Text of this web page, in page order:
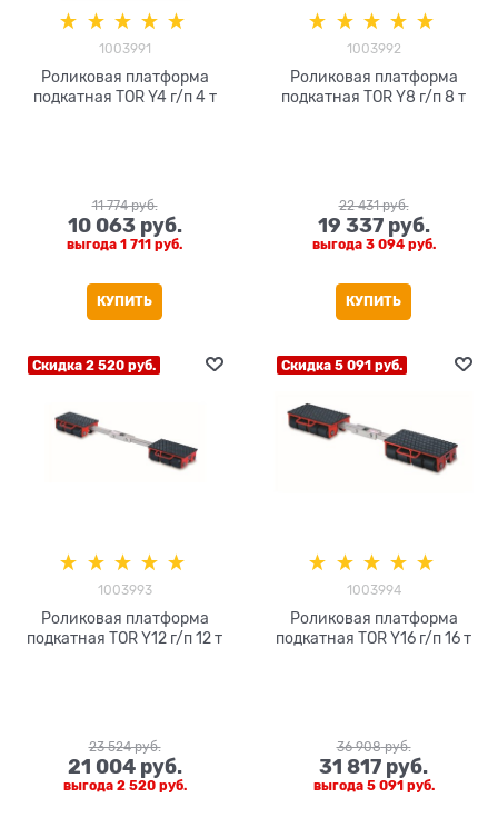
1003991
Роликовая платформа
подкатная TOR Y4 г/п 4 т
11 774 руб.
10 063 руб.
выгода 1 711 руб.
КУПИТЬ
1003992
Роликовая платформа
подкатная TOR Y8 г/п 8 т
22 431 руб.
19 337 руб.
выгода 3 094 руб.
КУПИТЬ
Скидка 2 520 руб.
1003993
Роликовая платформа
подкатная TOR Y12 г/п 12 т
23 524 руб.
21 004 руб.
выгода 2 520 руб.
Скидка 5 091 руб.
1003994
Роликовая платформа
подкатная TOR Y16 г/п 16 т
36 908 руб.
31 817 руб.
выгода 5 091 руб.